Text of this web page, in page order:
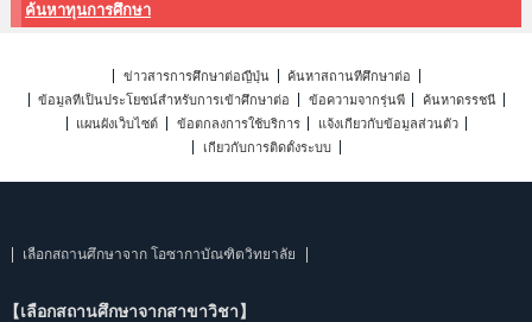
ค้นหาทุนการศึกษา
ข่าวสารการศึกษาต่อญี่ปุ่น
ค้นหาสถานที่ศึกษาต่อ
ข้อมูลที่เป็นประโยชน์สำหรับการเข้าศึกษาต่อ
ข้อความจากรุ่นพี่
ค้นหาดรรชนี
แผนผังเว็บไซต์
ข้อตกลงการใช้บริการ
แจ้งเกี่ยวกับข้อมูลส่วนตัว
เกี่ยวกับการติดตั้งระบบ
เลือกสถานศึกษาจาก โอซากาบัณฑิตวิทยาลัย
【เลือกสถานศึกษาจากสาขาวิชา】